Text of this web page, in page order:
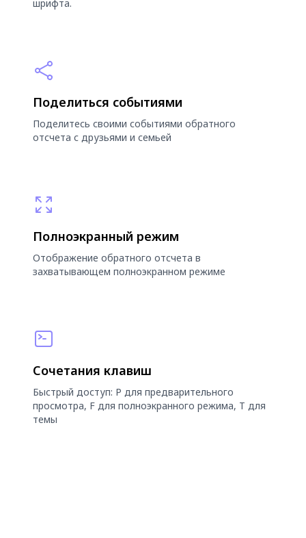
шрифта.
Поделиться событиями
Поделитесь своими событиями обратного
отсчета с друзьями и семьей
Полноэкранный режим
Отображение обратного отсчета в
захватывающем полноэкранном режиме
Сочетания клавиш
Быстрый доступ: P для предварительного
просмотра, F для полноэкранного режима, T для
темы